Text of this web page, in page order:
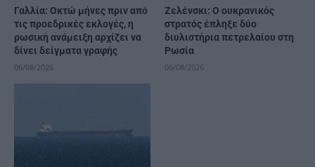
Γαλλία: Οκτώ μήνες πριν από
τις προεδρικές εκλογές, η
ρωσική ανάμειξη αρχίζει να
δίνει δείγματα γραφής
06/08/2026
Ζελένσκι: Ο ουκρανικός
στρατός έπληξε δύο
διυλιστήρια πετρελαίου στη
Ρωσία
06/08/2026